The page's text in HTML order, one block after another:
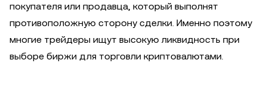
покупателя или продавца, который выполнят
противоположную сторону сделки. Именно поэтому
многие трейдеры ищут высокую ликвидность при
выборе биржи для торговли криптовалютами.